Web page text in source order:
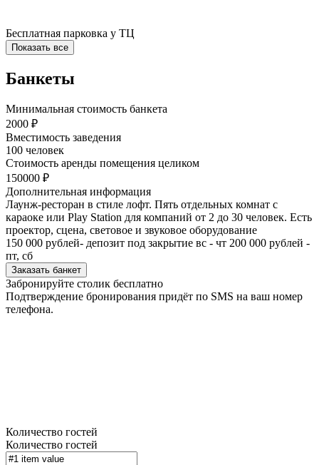
Бесплатная парковка у ТЦ
Показать все
Банкеты
Минимальная стоимость банкета
2000 ₽
Вместимость заведения
100 человек
Стоимость аренды помещения целиком
150000 ₽
Дополнительная информация
Лаунж-ресторан в стиле лофт. Пять отдельных комнат с
караоке или Play Station для компаний от 2 до 30 человек. Есть
проектор, сцена, световое и звуковое оборудование
150 000 рублей- депозит под закрытие вс - чт 200 000 рублей -
пт, сб
Заказать банкет
Забронируйте столик бесплатно
Подтверждение бронирования придёт по SMS на ваш номер
телефона.
Количество гостей
Количество гостей